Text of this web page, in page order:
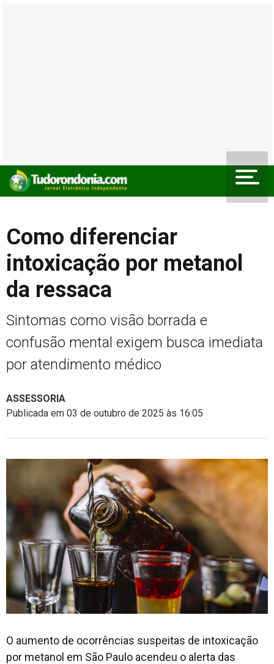
Como diferenciar
intoxicação por metanol
da ressaca
Sintomas como visão borrada e
confusão mental exigem busca imediata
por atendimento médico
ASSESSORIA
Publicada em 03 de outubro de 2025 às 16:05
O aumento de ocorrências suspeitas de intoxicação
por metanol em São Paulo acendeu o alerta das